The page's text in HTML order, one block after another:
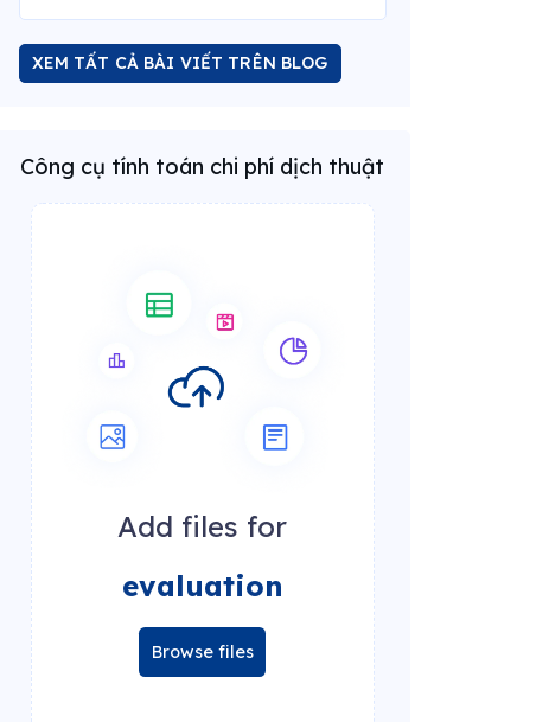
XEM TẤT CẢ BÀI VIẾT TRÊN BLOG
Công cụ tính toán chi phí dịch thuật
Add files for
evaluation
Browse files